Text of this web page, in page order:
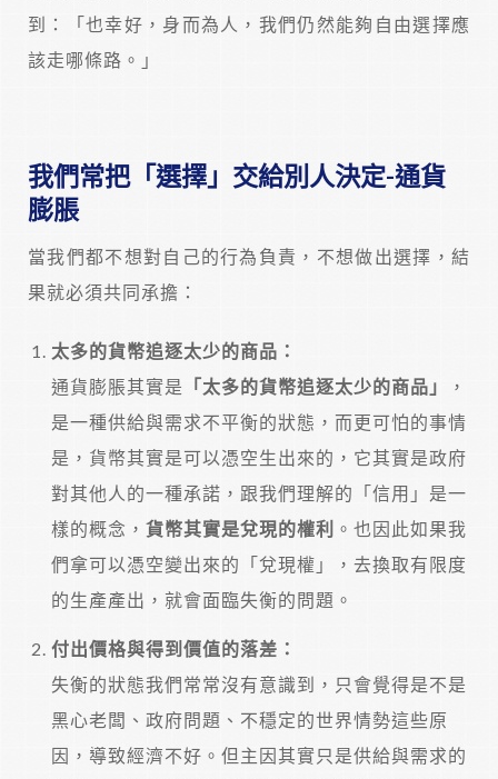
到：「也幸好，身而為人，我們仍然能夠自由選擇應
該走哪條路。」
我們常把「選擇」交給別人決定-通貨
膨脹
當我們都不想對自己的行為負責，不想做出選擇，結
果就必須共同承擔：
太多的貨幣追逐太少的商品：
通貨膨脹其實是 「太多的貨幣追逐太少的商品」
，
是一種供給與需求不平衡的狀態，而更可怕的事情
是，貨幣其實是可以憑空生出來的，它其實是政府
對其他人的一種承諾，跟我們理解的「信用」是一
樣的概念， 貨幣其實是兌現的權利 。也因此如果我
們拿可以憑空變出來的「兌現權」，去換取有限度
的生產產出，就會面臨失衡的問題。
付出價格與得到價值的落差：
失衡的狀態我們常常沒有意識到，只會覺得是不是
黑心老闆、政府問題、不穩定的世界情勢這些原
因，導致經濟不好。但主因其實只是供給與需求的